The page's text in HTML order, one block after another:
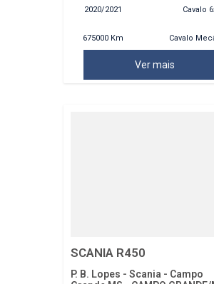
2020/2021 Cavalo
675000 Km Cavalo
Ver mais
SCANIA R450
P. B. Lopes - Scania - Campo